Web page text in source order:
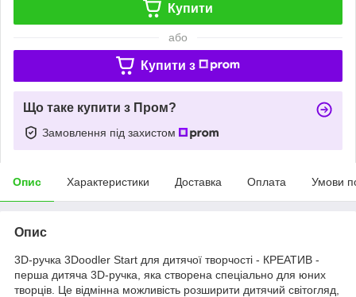
Купити
або
Купити з
Що таке купити з Пром?
Замовлення під захистом
Опис Характеристики Доставка Оплата Умови
Опис
3D-ручка 3Doodler Start для дитячої творчості - КРЕАТИВ -
перша дитяча 3D-ручка, яка створена спеціально для юних
творців. Це відмінна можливість розширити дитячий світогляд,